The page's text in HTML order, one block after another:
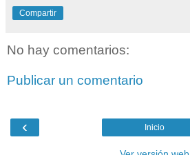
Compartir
No hay comentarios:
Publicar un comentario
‹ Inicio